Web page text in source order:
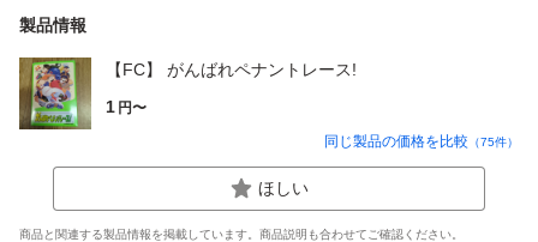
製品情報
【FC】 がんばれペナントレース!
1 円〜
同じ製品の価格を比較 （75件）
ほしい
商品と関連する製品情報を掲載しています。商品説明も合わせてご確認ください。